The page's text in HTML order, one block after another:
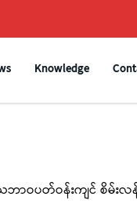
Knowledge
ာဝပတ်ဝန်းကျင် စိမ်း